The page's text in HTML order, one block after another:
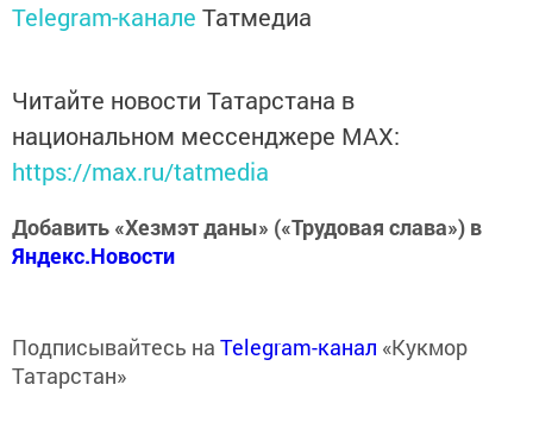
Telegram-канале Татмедиа
Читайте новости Татарстана в
национальном мессенджере MАХ:
https://max.ru/tatmedia
Добавить «Хезмэт даны» («Трудовая слава») в
Яндекс.Новости
Подписывайтесь на Telegram-канал «Кукмор
Татарстан»